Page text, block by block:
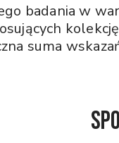
badania w
suma